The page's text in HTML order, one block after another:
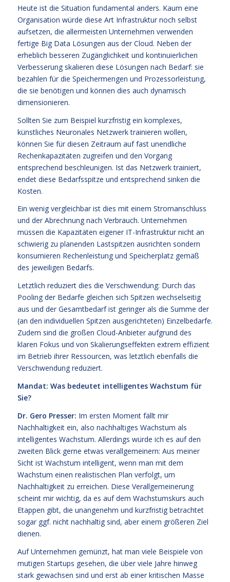
Heute ist die Situation fundamental anders. Kaum eine
Organisation würde diese Art Infrastruktur noch selbst
aufsetzen, die allermeisten Unternehmen verwenden
fertige Big Data Lösungen aus der Cloud. Neben der
erheblich besseren Zugänglichkeit und kontinuierlichen
Verbesserung skalieren diese Lösungen nach Bedarf: sie
bezahlen für die Speichermengen und Prozessorleistung,
die sie benötigen und können dies auch dynamisch
dimensionieren.
Sollten Sie zum Beispiel kurzfristig ein komplexes,
künstliches Neuronales Netzwerk trainieren wollen,
können Sie für diesen Zeitraum auf fast unendliche
Rechenkapazitäten zugreifen und den Vorgang
entsprechend beschleunigen. Ist das Netzwerk trainiert,
endet diese Bedarfsspitze und entsprechend sinken die
Kosten.
Ein wenig vergleichbar ist dies mit einem Stromanschluss
und der Abrechnung nach Verbrauch. Unternehmen
müssen die Kapazitäten eigener IT-Infrastruktur nicht an
schwierig zu planenden Lastspitzen ausrichten sondern
konsumieren Rechenleistung und Speicherplatz gemäß
des jeweiligen Bedarfs.
Letztlich reduziert dies die Verschwendung: Durch das
Pooling der Bedarfe gleichen sich Spitzen wechselseitig
aus und der Gesamtbedarf ist geringer als die Summe der
(an den individuellen Spitzen ausgerichteten) Einzelbedarfe.
Zudem sind die großen Cloud-Anbieter aufgrund des
klaren Fokus und von Skalierungseffekten extrem effizient
im Betrieb ihrer Ressourcen, was letztlich ebenfalls die
Verschwendung reduziert.
Mandat: Was bedeutet intelligentes Wachstum für
Sie?
Dr. Gero Presser: Im ersten Moment fällt mir
Nachhaltigkeit ein, also nachhaltiges Wachstum als
intelligentes Wachstum. Allerdings würde ich es auf den
zweiten Blick gerne etwas verallgemeinern: Aus meiner
Sicht ist Wachstum intelligent, wenn man mit dem
Wachstum einen realistischen Plan verfolgt, um
Nachhaltigkeit zu erreichen. Diese Verallgemeinerung
scheint mir wichtig, da es auf dem Wachstumskurs auch
Etappen gibt, die unangenehm und kurzfristig betrachtet
sogar ggf. nicht nachhaltig sind, aber einem größeren Ziel
dienen.
Auf Unternehmen gemünzt, hat man viele Beispiele von
mutigen Startups gesehen, die über viele Jahre hinweg
stark gewachsen sind und erst ab einer kritischen Masse